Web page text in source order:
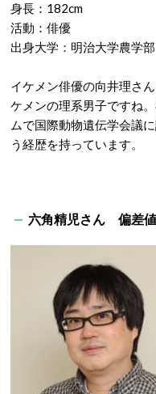
身長：182cm
活動：俳優
出身大学：明治大学農学部
イケメン俳優の向井理さ
ケメンの理系男子ですね
ムで国際動物遺伝学会議
う経歴を持っています。
六角精児さん 偏差